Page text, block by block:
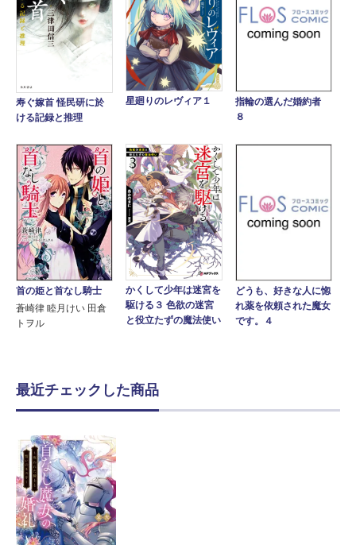
寿ぐ嫁首 怪民研に於
ける記録と推理
星廻りのレヴィア１
指輪の選んだ婚約者
８
首の姫と首なし騎士
蒼崎律 睦月けい 田倉
トヲル
かくして少年は迷宮を
駆ける３ 色欲の迷宮
と役立たずの魔法使い
どうも、好きな人に惚
れ薬を依頼された魔女
です。４
最近チェックした商品